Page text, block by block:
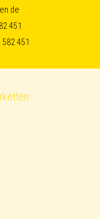
451
582 451